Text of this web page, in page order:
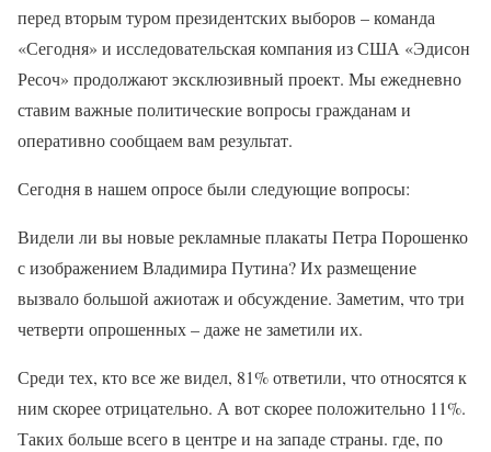
перед вторым туром президентских выборов – команда
«Сегодня» и исследовательская компания из США «Эдисон
Ресоч» продолжают эксклюзивный проект. Мы ежедневно
ставим важные политические вопросы гражданам и
оперативно сообщаем вам результат.
Сегодня в нашем опросе были следующие вопросы:
Видели ли вы новые рекламные плакаты Петра Порошенко
с изображением Владимира Путина? Их размещение
вызвало большой ажиотаж и обсуждение. Заметим, что три
четверти опрошенных – даже не заметили их.
Среди тех, кто все же видел, 81% ответили, что относятся к
ним скорее отрицательно. А вот скорее положительно 11%.
Таких больше всего в центре и на западе страны. где, по